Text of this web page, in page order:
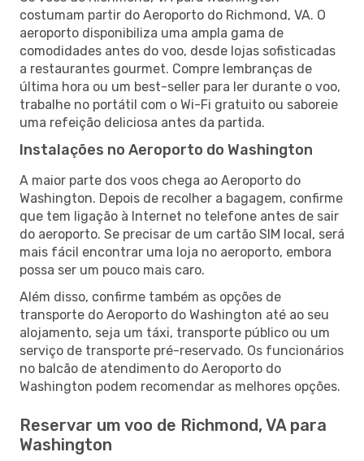
costumam partir do Aeroporto do Richmond, VA. O
aeroporto disponibiliza uma ampla gama de
comodidades antes do voo, desde lojas sofisticadas
a restaurantes gourmet. Compre lembranças de
última hora ou um best-seller para ler durante o voo,
trabalhe no portátil com o Wi-Fi gratuito ou saboreie
uma refeição deliciosa antes da partida.
Instalações no Aeroporto do Washington
A maior parte dos voos chega ao Aeroporto do
Washington. Depois de recolher a bagagem, confirme
que tem ligação à Internet no telefone antes de sair
do aeroporto. Se precisar de um cartão SIM local, será
mais fácil encontrar uma loja no aeroporto, embora
possa ser um pouco mais caro.
Além disso, confirme também as opções de
transporte do Aeroporto do Washington até ao seu
alojamento, seja um táxi, transporte público ou um
serviço de transporte pré-reservado. Os funcionários
no balcão de atendimento do Aeroporto do
Washington podem recomendar as melhores opções.
Reservar um voo de Richmond, VA para
Washington